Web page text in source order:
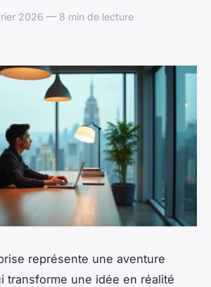
2026 — 8 min de lecture
représente une aventure
transforme une idée en réalité